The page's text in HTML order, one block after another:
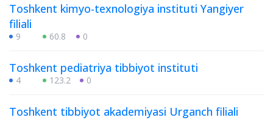
Toshkent kimyo-texnologiya instituti Yangiyer
filiali
9 60.8 0
Toshkent pediatriya tibbiyot instituti
4 123.2 0
Toshkent tibbiyot akademiyasi Urganch filiali